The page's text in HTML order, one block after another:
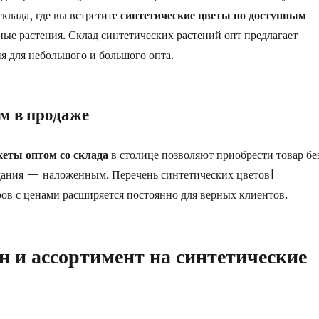
где вы встретите синтетические цветы по доступным
растения. Склад синтетических растений опт предлагает
для небольшого и большого опта.
в продаже
оптом со складав столице позволяют приобрести товар
— наложенным. Перечень синтетических цветов|
с ценами расширяется постоянно для верных клиентов.
и ассортимент на синтетические